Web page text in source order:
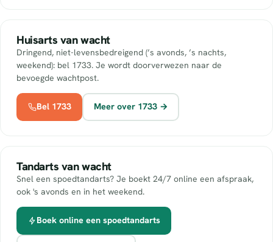
Huisarts van wacht
Dringend, niet-levensbedreigend (’s avonds, ’s nachts,
weekend): bel 1733. Je wordt doorverwezen naar de
bevoegde wachtpost.
Bel 1733 Meer over 1733 →
Tandarts van wacht
Snel een spoedtandarts? Je boekt 24/7 online een afspraak,
ook 's avonds en in het weekend.
Boek online een spoedtandarts